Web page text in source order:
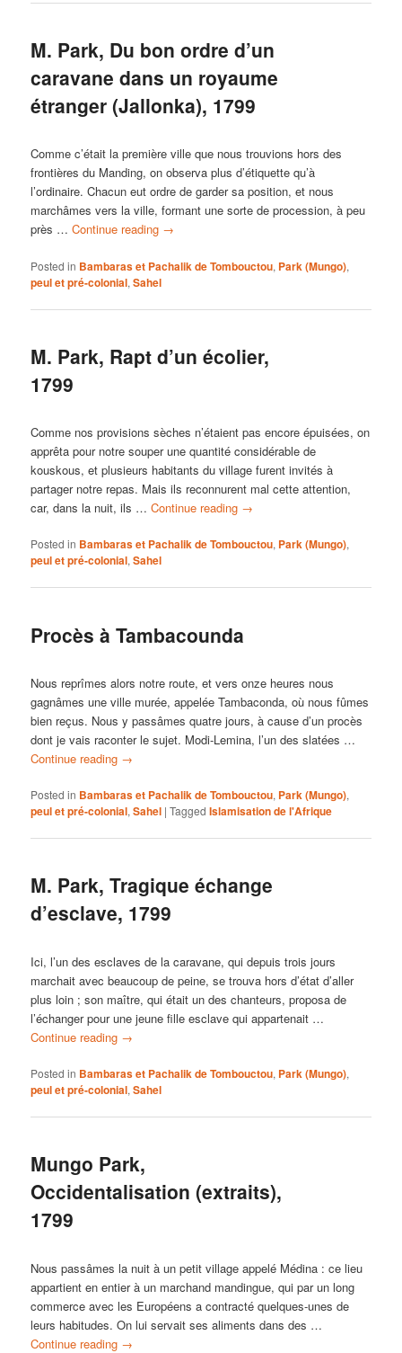
M. Park, Du bon ordre d’un
caravane dans un royaume
étranger (Jallonka), 1799
Comme c’était la première ville que nous trouvions hors des
frontières du Manding, on observa plus d’étiquette qu’à
l’ordinaire. Chacun eut ordre de garder sa position, et nous
marchâmes vers la ville, formant une sorte de procession, à peu
près …Continue reading →
Posted in Bambaras et Pachalik de Tombouctou, Park (Mungo),
peul et pré-colonial,Sahel
M. Park, Rapt d’un écolier,
1799
Comme nos provisions sèches n’étaient pas encore épuisées, on
apprêta pour notre souper une quantité considérable de
kouskous, et plusieurs habitants du village furent invités à
partager notre repas. Mais ils reconnurent mal cette attention,
car, dans la nuit, ils …Continue reading →
Posted in Bambaras et Pachalik de Tombouctou, Park (Mungo),
peul et pré-colonial,Sahel
Procès à Tambacounda
Nous reprîmes alors notre route, et vers onze heures nous
gagnâmes une ville murée, appelée Tambaconda, où nous fûmes
bien reçus. Nous y passâmes quatre jours, à cause d’un procès
dont je vais raconter le sujet. Modi-Lemina, l’un des slatées …
Continue reading →
Posted in Bambaras et Pachalik de Tombouctou, Park (Mungo),
peul et pré-colonial,Sahel |Tagged Islamisation de l'Afrique
M. Park, Tragique échange
d’esclave, 1799
Ici, l’un des esclaves de la caravane, qui depuis trois jours
marchait avec beaucoup de peine, se trouva hors d’état d’aller
plus loin ; son maître, qui était un des chanteurs, proposa de
l’échanger pour une jeune fille esclave qui appartenait …
Continue reading →
Posted in Bambaras et Pachalik de Tombouctou, Park (Mungo),
peul et pré-colonial,Sahel
Mungo Park,
Occidentalisation (extraits),
1799
Nous passâmes la nuit à un petit village appelé Médina : ce lieu
appartient en entier à un marchand mandingue, qui par un long
commerce avec les Européens a contracté quelques-unes de
leurs habitudes. On lui servait ses aliments dans des …
Continue reading →